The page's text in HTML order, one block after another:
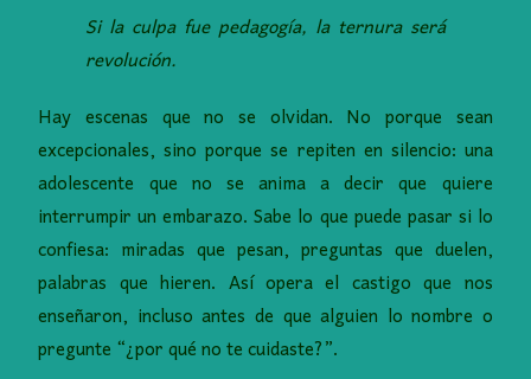
Si la culpa fue pedagogía, la ternura será
revolución.
Hay escenas que no se olvidan. No porque sean
excepcionales, sino porque se repiten en silencio: una
adolescente que no se anima a decir que quiere
interrumpir un embarazo. Sabe lo que puede pasar si lo
confiesa: miradas que pesan, preguntas que duelen,
palabras que hieren. Así opera el castigo que nos
enseñaron, incluso antes de que alguien lo nombre o
pregunte “¿por qué no te cuidaste?”.